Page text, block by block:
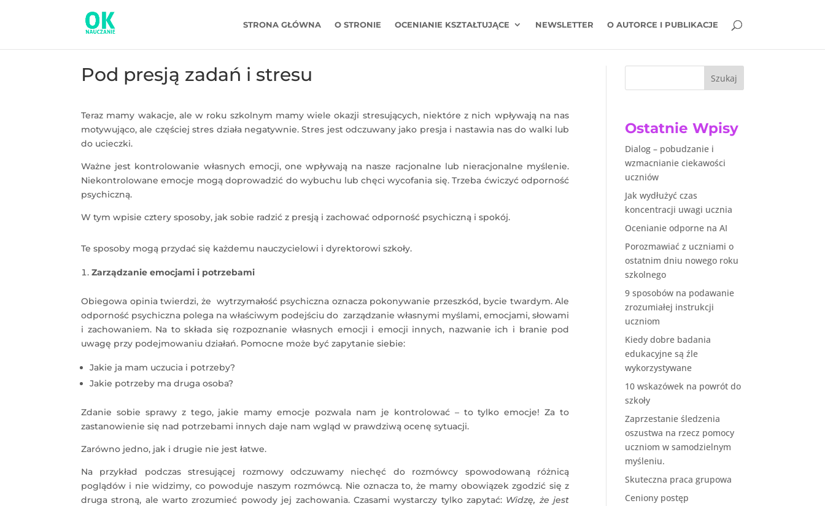
STRONA GŁÓWNA O STRONIE OCENIANIE KSZTAŁTUJĄCE NEWSLETTER O AUTORCE I PUBLIKACJE
Pod presją zadań i stresu
Teraz mamy wakacje, ale w roku szkolnym mamy wiele okazji stresujących, niektóre z nich wpływają na nas
motywująco, ale częściej stres działa negatywnie. Stres jest odczuwany jako presja i nastawia nas do walki lub
do ucieczki.
Ważne jest kontrolowanie własnych emocji, one wpływają na nasze racjonalne lub nieracjonalne myślenie.
Niekontrolowane emocje mogą doprowadzić do wybuchu lub chęci wycofania się. Trzeba ćwiczyć odporność
psychiczną.
W tym wpisie cztery sposoby, jak sobie radzić z presją i zachować odporność psychiczną i spokój.
Te sposoby mogą przydać się każdemu nauczycielowi i dyrektorowi szkoły.
Zarządzanie emocjami i potrzebami
Obiegowa opinia twierdzi, że wytrzymałość psychiczna oznacza pokonywanie przeszkód, bycie twardym. Ale
odporność psychiczna polega na właściwym podejściu do zarządzanie własnymi myślami, emocjami, słowami
i zachowaniem. Na to składa się rozpoznanie własnych emocji i emocji innych, nazwanie ich i branie pod
uwagę przy podejmowaniu działań. Pomocne może być zapytanie siebie:
Jakie ja mam uczucia i potrzeby?
Jakie potrzeby ma druga osoba?
Zdanie sobie sprawy z tego, jakie mamy emocje pozwala nam je kontrolować – to tylko emocje! Za to
zastanowienie się nad potrzebami innych daje nam wgląd w prawdziwą ocenę sytuacji.
Zarówno jedno, jak i drugie nie jest łatwe.
Na przykład podczas stresującej rozmowy odczuwamy niechęć do rozmówcy spowodowaną różnicą
poglądów i nie widzimy, co powoduje naszym rozmówcą. Nie oznacza to, że mamy obowiązek zgodzić się z
druga stroną, ale warto zrozumieć powody jej zachowania. Czasami wystarczy tylko zapytać: Widzę, że jest
Szukaj
Ostatnie Wpisy
Dialog – pobudzanie i
wzmacnianie ciekawości
uczniów
Jak wydłużyć czas
koncentracji uwagi ucznia
Ocenianie odporne na AI
Porozmawiać z uczniami o
ostatnim dniu nowego roku
szkolnego
9 sposobów na podawanie
zrozumiałej instrukcji
uczniom
Kiedy dobre badania
edukacyjne są źle
wykorzystywane
10 wskazówek na powrót do
szkoły
Zaprzestanie śledzenia
oszustwa na rzecz pomocy
uczniom w samodzielnym
myśleniu.
Skuteczna praca grupowa
Ceniony postęp